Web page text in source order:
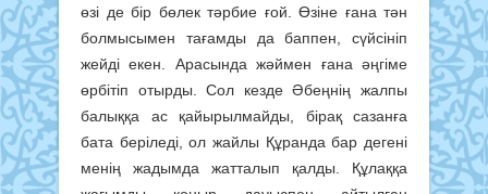
өзі де бір бөлек тәрбие ғой. Өзіне ғана тән
болмысымен тағамды да баппен, сүйсініп
жейді екен. Арасында жәймен ғана әңгіме
өрбітіп отырды. Сол кезде Әбеңнің жалпы
балыққа ас қайырылмайды, бірақ сазанға
бата беріледі, ол жайлы Құранда бар дегені
менің жадымда жатталып қалды. Құлаққа